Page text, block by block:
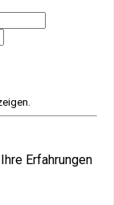
Erfahrungen